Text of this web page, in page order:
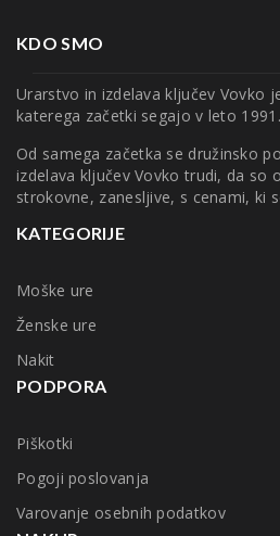
KDO SMO
Urarstvo in izdelava ključev Vovko
katerega začetki segajo v leto 1991.
Od samega začetka se družinsko
izdelava ključev Vovko trudi, da so
strokovne, zanesljive, s cenami, ki
KATEGORIJE
Moške ure
Ženske ure
Nakit
PODPORA
Piškotki
Pogoji poslovanja
Varovanje osebnih podatkov